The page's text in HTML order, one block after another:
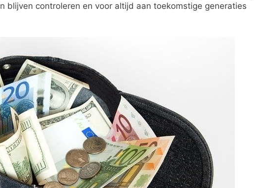
blijven controleren en voor altijd aan toekomstige generaties